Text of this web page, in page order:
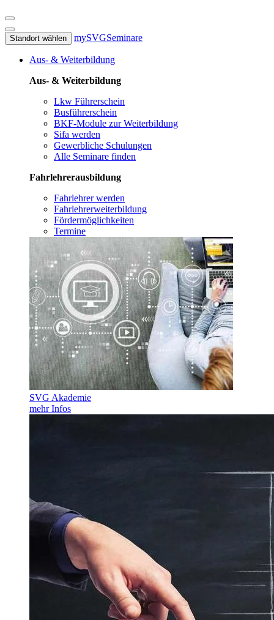
Standort wählen mySVGSeminare
Aus- & Weiterbildung
Aus- & Weiterbildung
Lkw Führerschein
Busführerschein
BKF-Module zur Weiterbildung
Sifa werden
Gewerbliche Schulungen
Alle Seminare finden
Fahrlehrerausbildung
Fahrlehrer werden
Fahrlehrerweiterbildung
Fördermöglichkeiten
Termine
SVG Akademie
mehr Infos